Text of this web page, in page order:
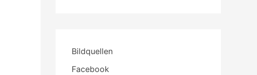
Bildquellen
Facebook